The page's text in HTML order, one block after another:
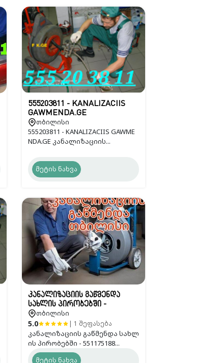
555203811 - KANALIZACIIS
GAWMENDA.GE
თბილისი
555203811 - KANALIZACIIS GAWME
NDA.GE კანალიზაციის...
მეტის ნახვა
კანალიზაციის გაწმენდა
სახლის პირობებში -
551175188
თბილისი
5.0 | 1 შეფასება
კანალიზაციის გაწმენდა სახლ
ის პირობებში - 551175188...
მეტის ნახვა